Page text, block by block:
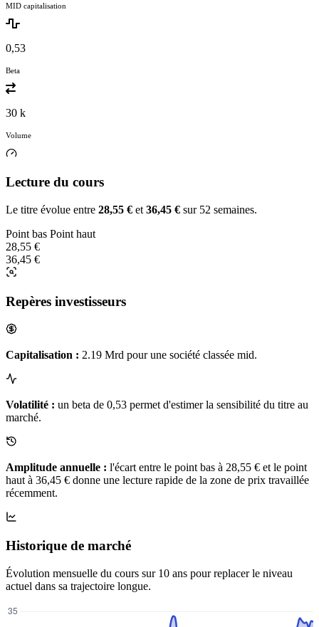
MID capitalisation
0,53
Beta
30 k
Volume
Lecture du cours
Le titre évolue entre 28,55 € et 36,45 € sur 52 semaines.
Point bas Point haut
28,55 €
36,45 €
Repères investisseurs
Capitalisation : 2.19 Mrd pour une société classée mid.
Volatilité : un beta de 0,53 permet d'estimer la sensibilité du titre au
marché.
Amplitude annuelle : l'écart entre le point bas à 28,55 € et le point
haut à 36,45 € donne une lecture rapide de la zone de prix travaillée
récemment.
Historique de marché
Évolution mensuelle du cours sur 10 ans pour replacer le niveau
actuel dans sa trajectoire longue.